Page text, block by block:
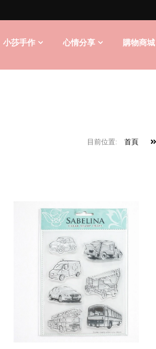
小莎手作 心情分享 購物商城
目前位置: 首頁